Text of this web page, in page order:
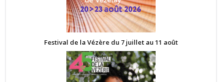
Festival de la Vézère du 7 juillet au 11 août